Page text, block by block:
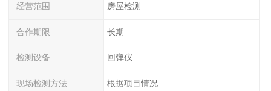
经营范围 房屋检测
合作期限 长期
检测设备 回弹仪
现场检测方法 根据项目情况